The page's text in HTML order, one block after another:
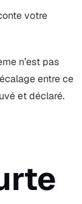
votre
n’est pas
entre ce
et déclaré.